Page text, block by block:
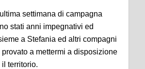
settimana di campagna
stati anni impegnativi ed
a Stefania ed altri compagni
a mettermi a disposizione
territorio.